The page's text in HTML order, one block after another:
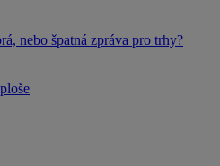
nebo špatná zpráva pro trhy?